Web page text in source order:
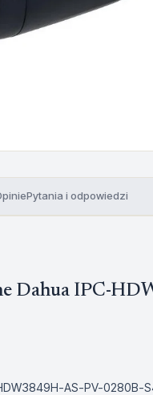
Pytania i odpowiedzi
Dahua IPC-
AS-PV-0280B-